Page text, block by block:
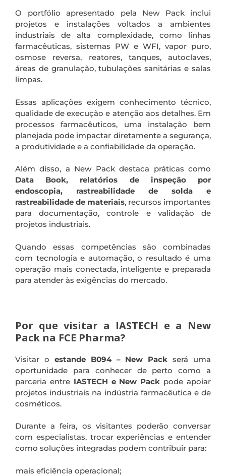
O portfólio apresentado pela New Pack inclui
projetos e instalações voltados a ambientes
industriais de alta complexidade, como linhas
farmacêuticas, sistemas PW e WFI, vapor puro,
osmose reversa, reatores, tanques, autoclaves,
áreas de granulação, tubulações sanitárias e salas
limpas.
Essas aplicações exigem conhecimento técnico,
qualidade de execução e atenção aos detalhes. Em
processos farmacêuticos, uma instalação bem
planejada pode impactar diretamente a segurança,
a produtividade e a confiabilidade da operação.
Além disso, a New Pack destaca práticas como
Data Book, relatórios de inspeção por
endoscopia, rastreabilidade de solda e
rastreabilidade de materiais, recursos importantes
para documentação, controle e validação de
projetos industriais.
Quando essas competências são combinadas
com tecnologia e automação, o resultado é uma
operação mais conectada, inteligente e preparada
para atender às exigências do mercado.
Por que visitar a IASTECH e a New
Pack na FCE Pharma?
Visitar o estande B094 – New Pack será uma
oportunidade para conhecer de perto como a
parceria entre IASTECH e New Pack pode apoiar
projetos industriais na indústria farmacêutica e de
cosméticos.
Durante a feira, os visitantes poderão conversar
com especialistas, trocar experiências e entender
como soluções integradas podem contribuir para:
mais eficiência operacional;